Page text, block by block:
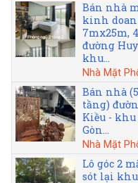
Bán nhà
kinh
7mx25m,
đường
khu...
Nhà Mặt
Bán nhà
tầng)
Kiều - khu
Gòn...
Nhà Mặt
Lô góc 2
sót lại